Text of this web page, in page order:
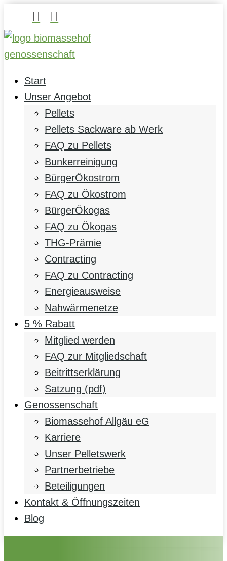
 
Start
Unser Angebot
Pellets
Pellets Sackware ab Werk
FAQ zu Pellets
Bunkerreinigung
BürgerÖkostrom
FAQ zu Ökostrom
BürgerÖkogas
FAQ zu Ökogas
THG-Prämie
Contracting
FAQ zu Contracting
Energieausweise
Nahwärmenetze
5 % Rabatt
Mitglied werden
FAQ zur Mitgliedschaft
Beitrittserklärung
Satzung (pdf)
Genossenschaft
Biomassehof Allgäu eG
Karriere
Unser Pelletswerk
Partnerbetriebe
Beteiligungen
Kontakt & Öffnungszeiten
Blog